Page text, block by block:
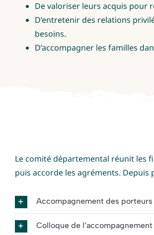
De valoriser leurs acquis pour
D’entretenir des relations
besoins.
D’accompagner les familles
Le comité départemental réunit les
puis accorde les agréments. Depuis
Accompagnement des
Colloque de